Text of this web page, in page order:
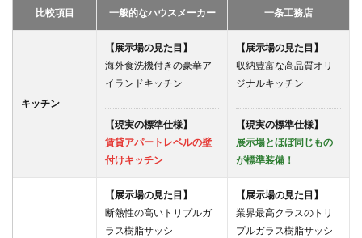
当の
いた
たが
比較項目 一般的なハウスメーカー 一条工務店
キッチン
【展示場の見た目】
海外食洗機付きの豪華ア
イランドキッチン
【現実の標準仕様】
賃貸アパートレベルの壁
付けキッチン
【展示場の見た目】
収納豊富な高品質オリ
ジナルキッチン
【現実の標準仕様】
展示場とほぼ同じもの
が標準装備！
【展示場の見た目】
断熱性の高いトリプルガ
ラス樹脂サッシ
【展示場の見た目】
業界最高クラスのトリ
プルガラス樹脂サッシ